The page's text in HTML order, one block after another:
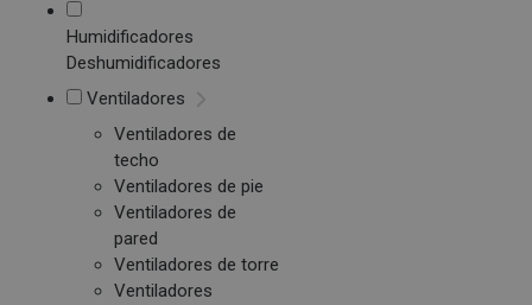
Humidificadores
Deshumidificadores
Ventiladores
Ventiladores de
techo
Ventiladores de pie
Ventiladores de
pared
Ventiladores de torre
Ventiladores